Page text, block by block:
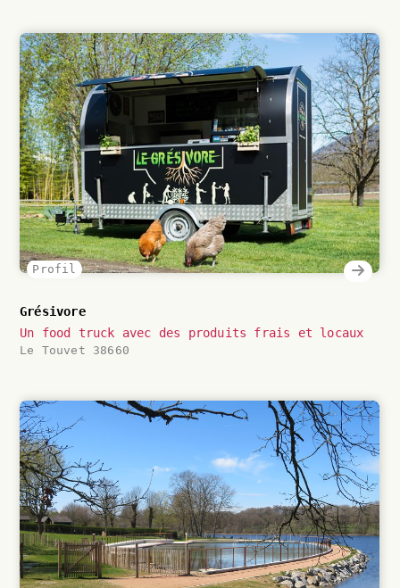
Profil
Grésivore
Un food truck avec des produits frais et locaux
Le Touvet 38660